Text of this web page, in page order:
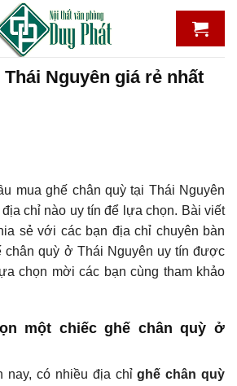
Nguyên giá rẻ nhất
mua ghế chân quỳ tại Thái Nguyên
chỉ nào uy tín để lựa chọn. Bài viết
sẻ với các bạn địa chỉ chuyên bàn
chân quỳ ở Thái Nguyên uy tín được
chọn mời các bạn cùng tham khảo
một chiếc ghế chân quỳ ở
nay, có nhiều địa chỉghế chân quỳ